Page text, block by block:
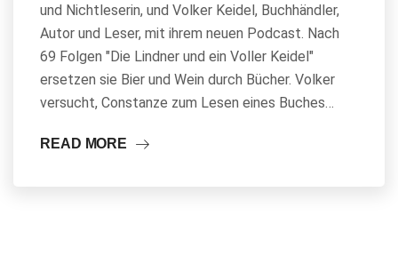
und Nichtleserin, und Volker Keidel, Buchhändler,
Autor und Leser, mit ihrem neuen Podcast. Nach
69 Folgen "Die Lindner und ein Voller Keidel"
ersetzen sie Bier und Wein durch Bücher. Volker
versucht, Constanze zum Lesen eines Buches…
READ MORE